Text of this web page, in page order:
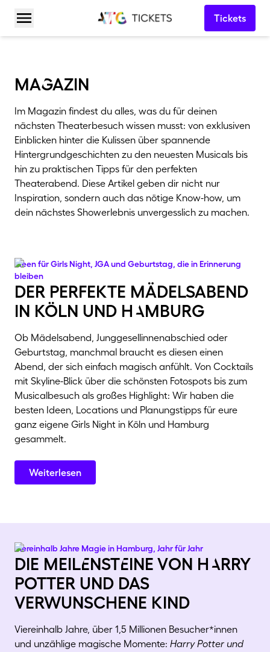
Menü öffnen
Tickets
maGaZin
Im Magazin findest du alles, was du für deinen
nächsten Theaterbesuch wissen musst: von exklusiven
Einblicken hinter die Kulissen über spannende
Hintergrundgeschichten zu den neuesten Musicals bis
hin zu praktischen Tipps für den perfekten
Theaterabend. Diese Artikel geben dir nicht nur
Inspiration, sondern auch das nötige Know-how, um
dein nächstes Showerlebnis unvergesslich zu machen.
der perfekte mädelsabend
in köln und hAmburg
Ideen für Girls Night, JGA und Geburtstag, die in Erinnerung
bleiben
Ob Mädelsabend, Junggesellinnenabschied oder
Geburtstag, manchmal braucht es diesen einen
Abend, der sich einfach magisch anfühlt. Von Cocktails
mit Skyline-Blick über die schönsten Fotospots bis zum
Musicalbesuch als großes Highlight: Wir haben die
besten Ideen, Locations und Planungstipps für eure
ganz eigene Girls Night in Köln und Hamburg
gesammelt.
Weiterlesen
die meilEnstEine von hArry
potter und das
verwunschene kind
Viereinhalb Jahre Magie in Hamburg, Jahr für Jahr
Viereinhalb Jahre, über 1,5 Millionen Besucher*innen
und unzählige magische Momente: Harry Potter und